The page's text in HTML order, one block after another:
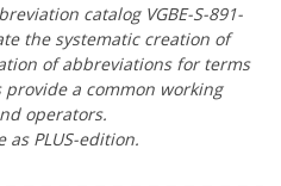
catalog VGBE-S-891-
the systematic creation of
of abbreviations for terms
a common working
operators.
as PLUS-edition.